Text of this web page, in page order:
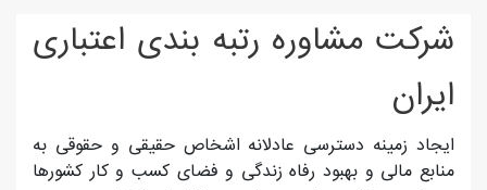
شرکت مشاوره رتبه بندی اعتباری
ایران
ایجاد زمینه دسترسی عادلانه اشخاص حقیقی و حقوقی به
منابع مالی و بهبود رفاه زندگی و فضای کسب و کار کشورها